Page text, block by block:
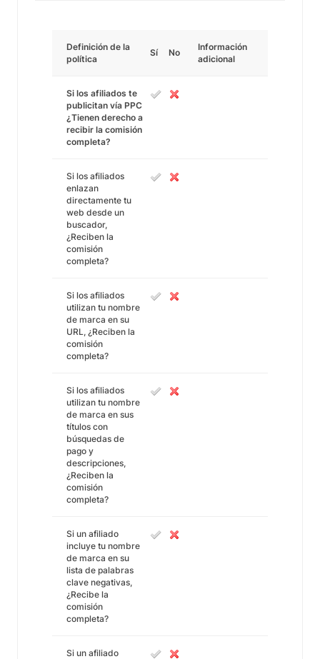
Definición de la
política
Sí No
Información
adicional
Si los afiliados te
publicitan vía PPC
¿Tienen derecho a
recibir la comisión
completa?
Si los afiliados
enlazan
directamente tu
web desde un
buscador,
¿Reciben la
comisión
completa?
Si los afiliados
utilizan tu nombre
de marca en su
URL, ¿Reciben la
comisión
completa?
Si los afiliados
utilizan tu nombre
de marca en sus
títulos con
búsquedas de
pago y
descripciones,
¿Reciben la
comisión
completa?
Si un afiliado
incluye tu nombre
de marca en su
lista de palabras
clave negativas,
¿Recibe la
comisión
completa?
Si un afiliado